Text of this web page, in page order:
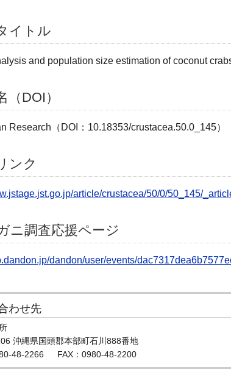
イトル
and population size estimation of coconut
（DOI）
Research（DOI：10.18353/crustacea.50.0_145）
ンク
article/crustacea/50/0/50_145/
ニ調査応援ページ
dandon/user/events/
わせ先
沖縄県国頭郡本部町石川888番地
48-2266 FAX：0980-48-2200